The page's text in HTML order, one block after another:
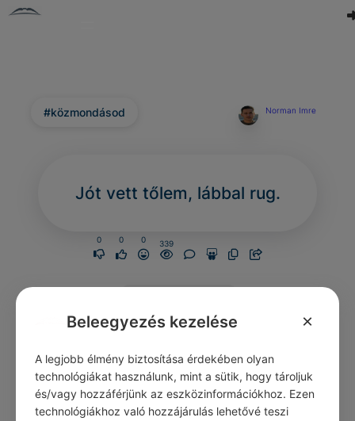
#közmondásod Norman Imre
Jót vett tőlem, lábbal rug.
0 0 0 339
Beleegyezés kezelése ×
A legjobb élmény biztosítása érdekében olyan
technológiákat használunk, mint a sütik, hogy tároljuk
és/vagy hozzáférjünk az eszközinformációkhoz. Ezen
technológiákhoz való hozzájárulás lehetővé teszi